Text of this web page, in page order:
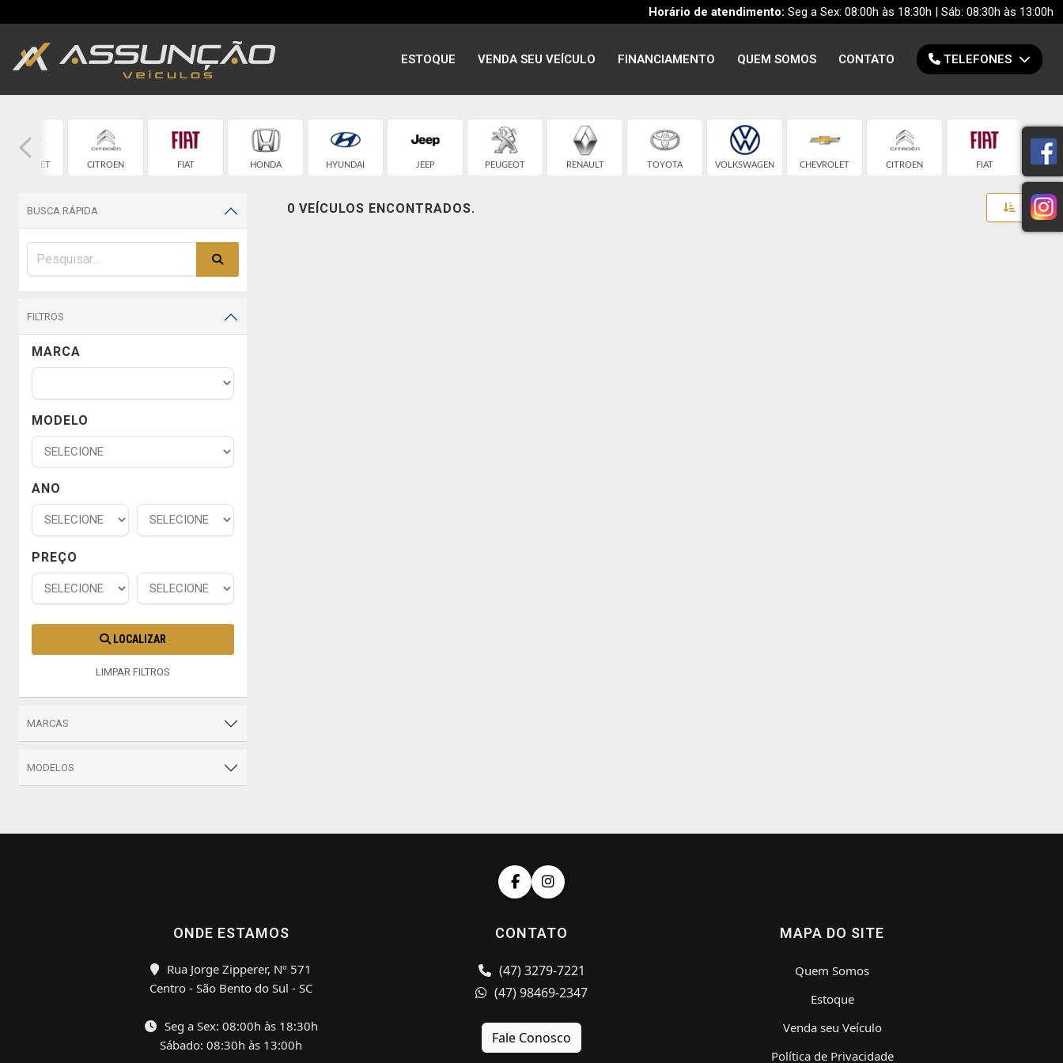
Horário de atendimento: Seg a Sex: 08:00h às 18:30h | Sáb: 08:30h às 13:00h
ESTOQUE VENDA SEU VEÍCULO FINANCIAMENTO QUEM SOMOS CONTATO TELEFONES
CHEVROLET CITROEN FIAT HONDA HYUNDAI JEEP PEUGEOT RENAULT TOYOTA VOLKSWAGEN CHEVROLET CITROEN FIAT
BUSCA RÁPIDA
FILTROS
MARCA
MODELO
ANO
PREÇO
LOCALIZAR
LIMPAR FILTROS
MARCAS
MODELOS
0 VEÍCULOS ENCONTRADOS. Toggle
ONDE ESTAMOS
Rua Jorge Zipperer, Nº 571
Centro - São Bento do Sul - SC
Seg a Sex: 08:00h às 18:30h
Sábado: 08:30h às 13:00h
CONTATO
(47) 3279-7221
(47) 98469-2347
Fale Conosco
MAPA DO SITE
Quem Somos
Estoque
Venda seu Veículo
Política de Privacidade